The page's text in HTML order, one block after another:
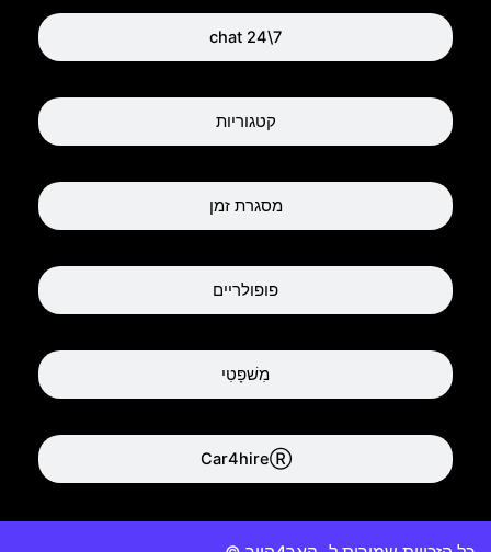
chat 24\7
קטגוריות
מסגרת זמן
פופולריים
מִשׁפָּטִי
Car4hireⓇ